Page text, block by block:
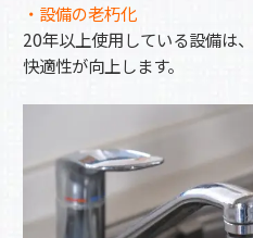
・設備の老朽化
20年以上使用している設備は
快適性が向上します。